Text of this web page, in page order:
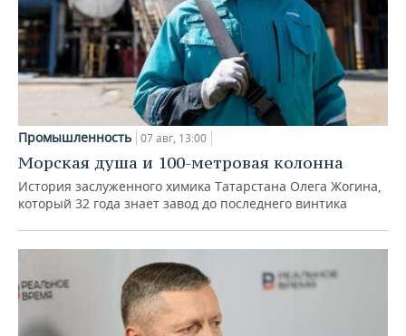
Промышленность 07 авг, 13:00
Морская душа и 100-метровая колонна
История заслуженного химика Татарстана Олега Жогина,
который 32 года знает завод до последнего винтика